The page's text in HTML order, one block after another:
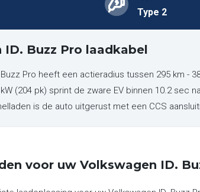
Type 2
ID. Buzz Pro laadkabel
Pro heeft een actieradius tussen 295 km -
(204 pk) sprint de zware EV binnen 10.2 sec
is de auto uitgerust met een CCS
voor uw Volkswagen ID.